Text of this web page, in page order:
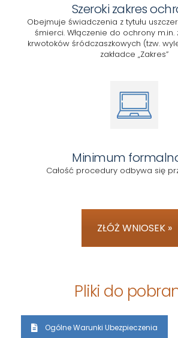
Szeroki zakres
Obejmuje świadczenia z tytułu
śmierci. Włączenie do ochrony m.in.
krwotoków śródczaszkowych (tzw.
zakładce „Zakres”
Minimum
Całość procedury odbywa się
ZŁÓŻ WNIOSEK »
Pliki do
Ogólne Warunki Ubezpieczenia